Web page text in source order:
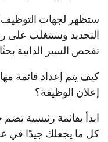
ستظهر لجهات
التحديد وستتغلب على
تفحص السير الذاتية
كيف يتم إعداد قائمة
إعلان الوظيفة؟
ابدأ بقائمة رئيسية تضم
كل ما يجعلك جيدًا في